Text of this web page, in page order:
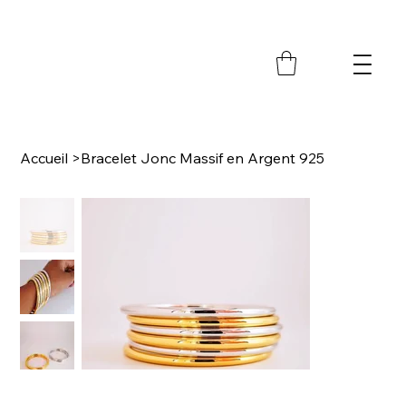
Accueil >Bracelet Jonc Massif en Argent 925